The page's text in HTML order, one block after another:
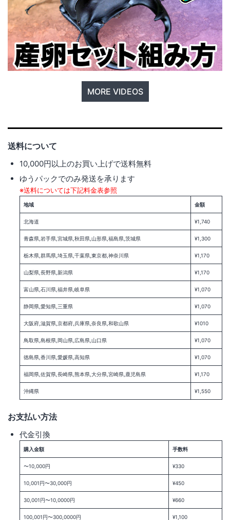
MORE VIDEOS
送料について
10,000円以上のお買い上げで送料無料
ゆうパックでのみ発送を承ります
※送料については下記料金表参照
地域 金額
北海道 ¥1,740
青森県,岩手県,宮城県,秋田県,山形県,福島県,茨城県 ¥1,300
栃木県,群馬県,埼玉県,千葉県,東京都,神奈川県 ¥1,170
山梨県,長野県,新潟県 ¥1,170
富山県,石川県,福井県,岐阜県 ¥1,070
静岡県,愛知県,三重県 ¥1,070
大阪府,滋賀県,京都府,兵庫県,奈良県,和歌山県 ¥1010
鳥取県,島根県,岡山県,広島県,山口県 ¥1,070
徳島県,香川県,愛媛県,高知県 ¥1,070
福岡県,佐賀県,長崎県,熊本県,大分県,宮崎県,鹿児島県 ¥1,170
沖縄県 ¥1,550
お支払い方法
代金引換
購入金額 手数料
〜10,000円 ¥330
10,001円〜30,000円 ¥450
30,001円〜10,0000円 ¥660
100,001円〜300,0000円 ¥1,100